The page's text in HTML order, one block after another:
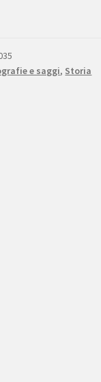
e saggi, Storia